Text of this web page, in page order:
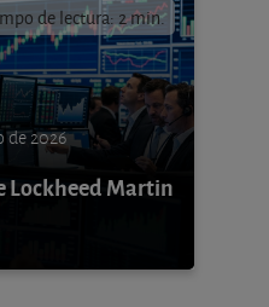
de lectura: 2 min.
de 2026
Lockheed Martin